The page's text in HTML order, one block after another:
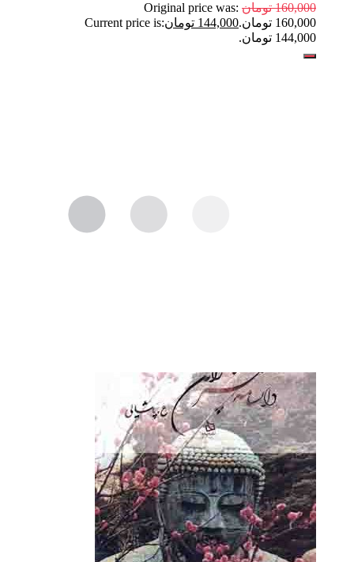
160,000 تومان Original price was:
160,000 تومان.
144,000 تومانCurrent price is:
144,000 تومان.